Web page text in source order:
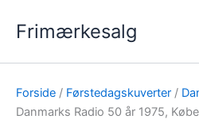
Frimærkesalg
Forside / Førstedagskuverter /
Danmarks Radio 50 år 1975,